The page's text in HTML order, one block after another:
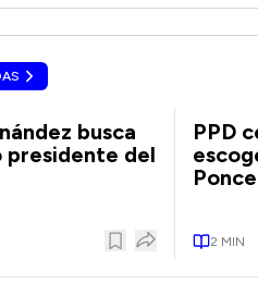
busca
presidente del
PPD
Ponce
2 MIN